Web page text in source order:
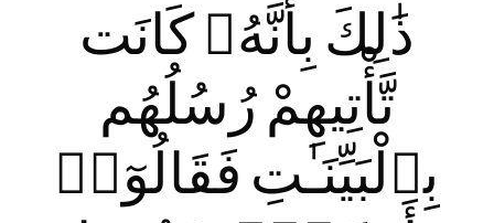
ذَ‌ٰلِكَ بِأَنَّهُۥ كَانَت
تَّأْتِيهِمْ رُسُلُهُم
بِٱلْبَيِّنَـٰتِ فَقَالُوٓا۟